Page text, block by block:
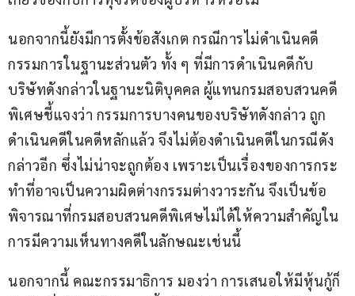
นอกจากนี้ยังมีการตั้งข้อสังเกต​ กรณีการไม่ดำเนินคดี
กรรมการในฐานะส่วนตัว​ ทั้ง ๆ ที่มีการดำเนินคดีกับ
บริษัทดังกล่าวในฐานะนิติบุคคล ผู้แทนกรมสอบสวนคดี
พิเศษชี้แจงว่า กรรมการบางคนของบริษัทดังกล่าว ถูก
ดำเนินคดีในคดีหลักแล้ว จึงไม่ต้องดำเนินคดีในกรณีดัง
กล่าวอีก ซึ่งไม่น่าจะถูกต้อง เพราะเป็นเรื่องของการกระ
ทำที่อาจเป็นความผิดต่างกรรมต่างวาระกัน จึงเป็นข้อ
พิจารณาที่กรมสอบสวนคดีพิเศษไม่ได้ให้ความสำคัญใน
การมีความเห็นทางคดีในลักษณะเช่นนี้
นอกจากนี้ คณะกรรมาธิการ​ มองว่า​ การเสนอให้มีหุ้นกู้ก็